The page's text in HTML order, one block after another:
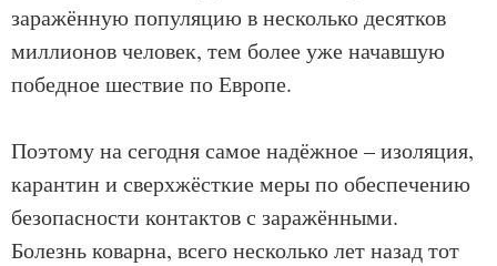
заражённую популяцию в несколько десятков
миллионов человек, тем более уже начавшую
победное шествие по Европе.
Поэтому на сегодня самое надёжное – изоляция,
карантин и сверхжёсткие меры по обеспечению
безопасности контактов с заражёнными.
Болезнь коварна, всего несколько лет назад тот